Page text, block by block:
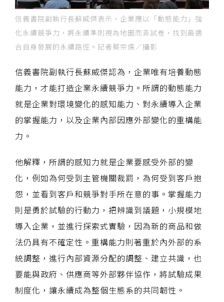
信義書院副執行長蘇威傑表示，企業應以「動態能力」強
化永續競爭力，將永續準則視為地圖而非試卷，找到最適
合自身發展的永續路徑。記者蔡宗儒／攝影
信義書院副執行長蘇威傑認為，企業唯有培養動態
能力，才能打造企業永續競爭力。所謂的動態能力
就是企業對環境變化的感知能力、對永續導入企業
的掌握能力，以及企業內部因應外部變化的重構能
力。
他解釋，所謂的感知力就是企業要感受外部的變
化，例如為何受到主管機關裁罰，為何受到客戶抱
怨，並看到客戶和競爭對手所在意的事。掌握能力
則是勇於試驗的行動力，把辨識到議題，小規模地
導入企業，並進行探索式實驗，因為新的商品和做
法仍具有不確定性。重構能力則著重於內外部的系
統調整，進行內部資源分配的調整、建立共識，也
要能與政府、供應商等外部夥伴協作，將試驗成果
制度化，讓永續成為整個生態系的共同韌性。